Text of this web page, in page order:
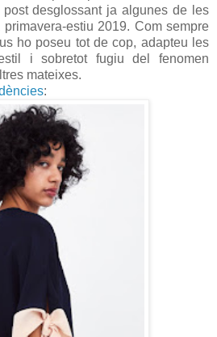
desglossant ja algunes de les
estiu 2019. Com sempre
ho poseu tot de cop, adapteu les
i sobretot fugiu del fenomen
mateixes.
: